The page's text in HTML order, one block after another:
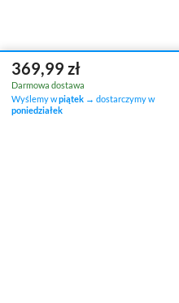
Zamówienia
Status zamówienia
369,99 zł
Darmowa dostawa
Wyślemy wpiątek → dostarczymy w
poniedziałek